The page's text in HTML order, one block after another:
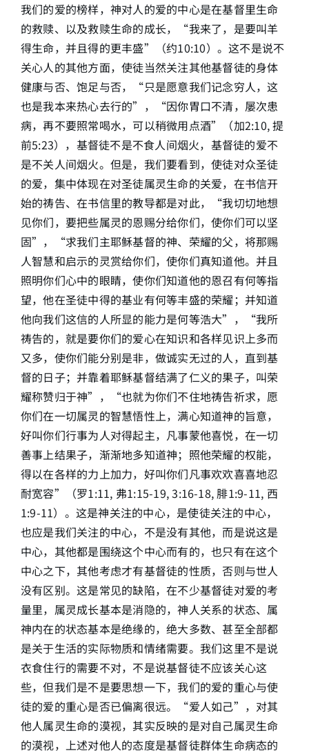
我们的爱的榜样，神对人的爱的中心是在基督里生命
的救赎、以及救赎生命的成长，“我来了，是要叫羊
得生命，并且得的更丰盛”（约10:10）。这不是说不
关心人的其他方面，使徒当然关注其他基督徒的身体
健康与否、饱足与否，“只是愿意我们记念穷人，这
也是我本来热心去行的”，“因你胃口不清，屡次患
病，再不要照常喝水，可以稍微用点酒”（加2:10, 提
前5:23），基督徒不是不食人间烟火，基督徒的爱不
是不关人间烟火。但是，我们要看到，使徒对众圣徒
的爱，集中体现在对圣徒属灵生命的关爱，在书信开
始的祷告、在书信里的教导都是对此，“我切切地想
见你们，要把些属灵的恩赐分给你们，使你们可以坚
固”，“求我们主耶稣基督的神、荣耀的父，将那赐
人智慧和启示的灵赏给你们，使你们真知道他。并且
照明你们心中的眼睛，使你们知道他的恩召有何等指
望，他在圣徒中得的基业有何等丰盛的荣耀；并知道
他向我们这信的人所显的能力是何等浩大”，“我所
祷告的，就是要你们的爱心在知识和各样见识上多而
又多，使你们能分别是非，做诚实无过的人，直到基
督的日子；并靠着耶稣基督结满了仁义的果子，叫荣
耀称赞归于神”，“也就为你们不住地祷告祈求，愿
你们在一切属灵的智慧悟性上，满心知道神的旨意，
好叫你们行事为人对得起主，凡事蒙他喜悦，在一切
善事上结果子，渐渐地多知道神；照他荣耀的权能，
得以在各样的力上加力，好叫你们凡事欢欢喜喜地忍
耐宽容”（罗1:11, 弗1:15-19, 3:16-18, 腓1:9-11, 西
1:9-11）。这是神关注的中心，是使徒关注的中心，
也应是我们关注的中心，不是没有其他，而是说这是
中心，其他都是围绕这个中心而有的，也只有在这个
中心之下，其他考虑才有基督徒的性质，否则与世人
没有区别。这是常见的缺陷，在不少基督徒对爱的考
量里，属灵成长基本是消隐的，神人关系的状态、属
神内在的状态基本是绝缘的，绝大多数、甚至全部都
是关于生活的实际物质和情绪需要。我们这里不是说
衣食住行的需要不对，不是说基督徒不应该关心这
些，但我们是不是要思想一下，我们的爱的重心与使
徒的爱的重心是否已偏离很远。“爱人如己”，对其
他人属灵生命的漠视，其实反映的是对自己属灵生命
的漠视，上述对他人的态度是基督徒群体生命病态的